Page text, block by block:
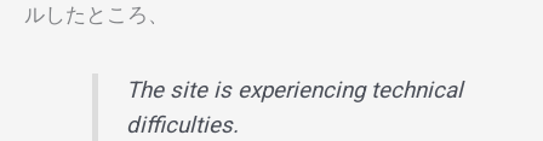
ルしたところ、
The site is experiencing technical
difficulties.